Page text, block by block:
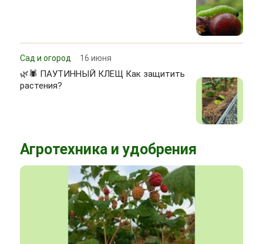
Сад и огород 16 июня
🌿🕷 ПАУТИННЫЙ КЛЕЩ Как защитить
растения?
Агротехника и удобрения